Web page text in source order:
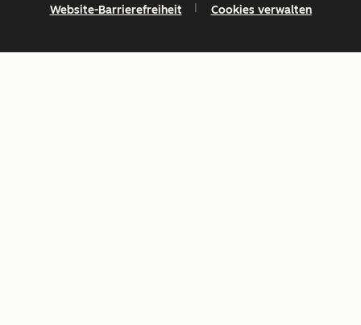
Website-Barrierefreiheit Cookies verwalten